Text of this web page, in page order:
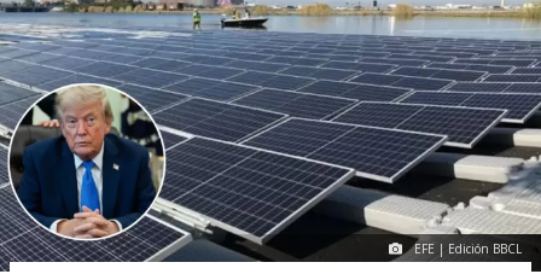
EFE | Edición BBCL